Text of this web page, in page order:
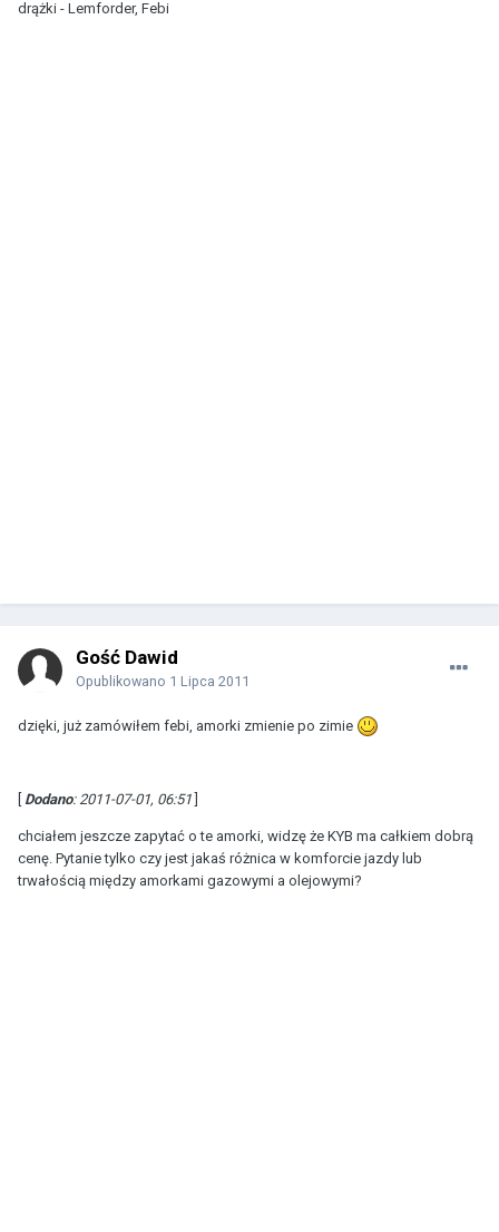
drążki - Lemforder, Febi
Gość Dawid
Opublikowano 1 Lipca 2011
dzięki, już zamówiłem febi, amorki zmienie po zimie
Dodano: 2011-07-01, 06:51
chciałem jeszcze zapytać o te amorki, widzę że KYB ma całkiem dobrą
cenę. Pytanie tylko czy jest jakaś różnica w komforcie jazdy lub
trwałością między amorkami gazowymi a olejowymi?